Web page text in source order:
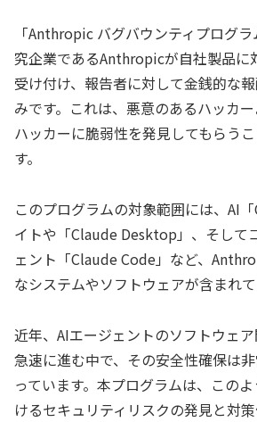
「Anthropic バグバウンティプログ
究企業であるAnthropicが自社製品に
受け付け、報告者に対して金銭的な
みです。これは、悪意のあるハッカ
ハッカーに脆弱性を発見してもらう
す。
このプログラムの対象範囲には、AI
イトや「Claude Desktop」、そして
ェント「Claude Code」など、
なシステムやソフトウェアが含まれて
近年、AIエージェントのソフトウェ
急速に進む中で、その安全性確保は
っています。本プログラムは、この
けるセキュリティリスクの発見と対